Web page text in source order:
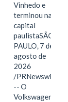
Vinhedo e
terminou na
capital
paulistaSÃO
PAULO, 7 de
agosto de
2026
/PRNewswire/
-- O
Volkswagen